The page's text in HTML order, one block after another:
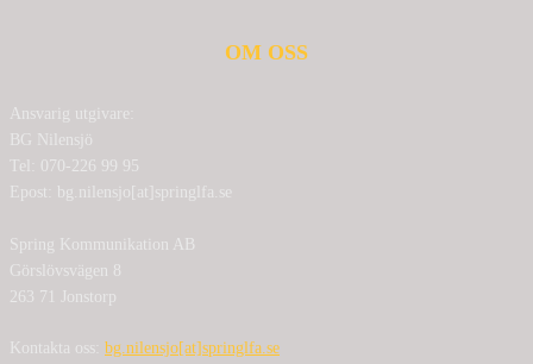
OM OSS
Ansvarig utgivare:
BG Nilensjö
Tel: 070-226 99 95
Epost: bg.nilensjo[at]springlfa.se
Spring Kommunikation AB
Görslövsvägen 8
263 71 Jonstorp
Kontakta oss: bg.nilensjo[at]springlfa.se